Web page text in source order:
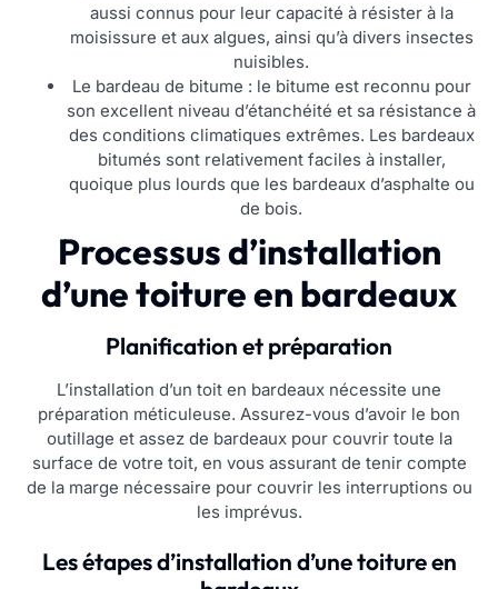
aussi connus pour leur capacité à résister à la
moisissure et aux algues, ainsi qu’à divers insectes
nuisibles.
Le bardeau de bitume : le bitume est reconnu pour
son excellent niveau d’étanchéité et sa résistance à
des conditions climatiques extrêmes. Les bardeaux
bitumés sont relativement faciles à installer,
quoique plus lourds que les bardeaux d’asphalte ou
de bois.
Processus d’installation
d’une toiture en bardeaux
Planification et préparation
L’installation d’un toit en bardeaux nécessite une
préparation méticuleuse. Assurez-vous d’avoir le bon
outillage et assez de bardeaux pour couvrir toute la
surface de votre toit, en vous assurant de tenir compte
de la marge nécessaire pour couvrir les interruptions ou
les imprévus.
Les étapes d’installation d’une toiture en